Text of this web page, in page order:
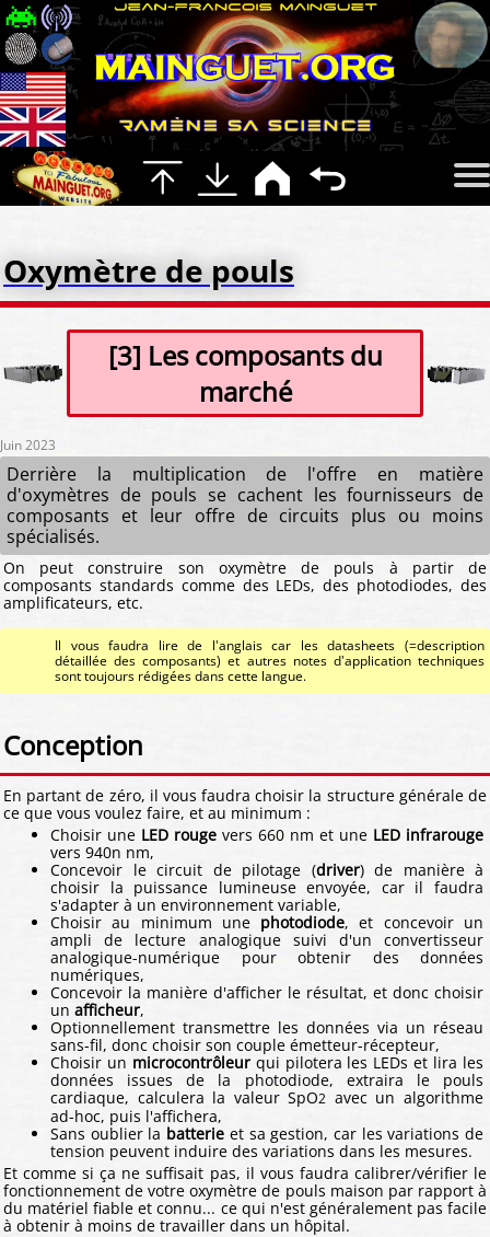
Oxymètre de pouls
[3] Les composants du
marché
Juin 2023
Derrière la multiplication de l'offre en matière
d'oxymètres de pouls se cachent les fournisseurs de
composants et leur offre de circuits plus ou moins
spécialisés.
On peut construire son oxymètre de pouls à partir de
composants standards comme des LEDs, des photodiodes, des
amplificateurs, etc.
Il vous faudra lire de l'anglais car les datasheets (=description
détaillée des composants) et autres notes d'application techniques
sont toujours rédigées dans cette langue.
Conception
En partant de zéro, il vous faudra choisir la structure générale de
ce que vous voulez faire, et au minimum :
Choisir une LED rouge vers 660 nm et une LED infrarouge
vers 940n nm,
Concevoir le circuit de pilotage (driver) de manière à
choisir la puissance lumineuse envoyée, car il faudra
s'adapter à un environnement variable,
Choisir au minimum une photodiode, et concevoir un
ampli de lecture analogique suivi d'un convertisseur
analogique-numérique pour obtenir des données
numériques,
Concevoir la manière d'afficher le résultat, et donc choisir
un afficheur,
Optionnellement transmettre les données via un réseau
sans-fil, donc choisir son couple émetteur-récepteur,
Choisir un microcontrôleurqui pilotera les LEDs et lira les
données issues de la photodiode, extraira le pouls
cardiaque, calculera la valeur SpO2 avec un algorithme
ad-hoc, puis l'affichera,
Sans oublier la batterie et sa gestion, car les variations de
tension peuvent induire des variations dans les mesures.
Et comme si ça ne suffisait pas, il vous faudra calibrer/vérifier le
fonctionnement de votre oxymètre de pouls maison par rapport à
du matériel fiable et connu... ce qui n'est généralement pas facile
à obtenir à moins de travailler dans un hôpital.